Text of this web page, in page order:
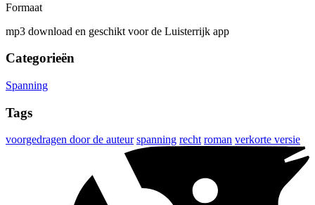
Formaat
mp3 download en geschikt voor de Luisterrijk app
Categorieën
Spanning
Tags
voorgedragen door de auteur spanning recht roman verkorte versie